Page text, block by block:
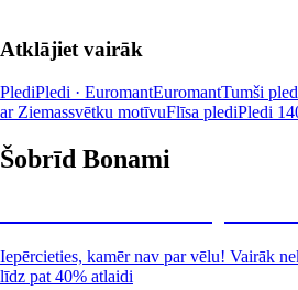
Atklājiet vairāk
PlediPledi · EuromantEuromantTumši
ar Ziemassvētku motīvuFlīsa plediPledi
Šobrīd Bonami
Iepērcieties, kamēr nav par vēlu! Vairāk
līdz pat 40% atlaidi